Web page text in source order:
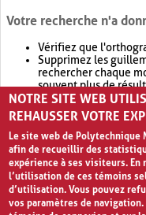
Votre recherche n'a
Vérifiez que
Supprimez les
rechercher chaque
souvent plus de
Envisagez d'élargir
retournera souvent
NOTRE SITE WEB
REHAUSSER VOTRE
Le site web de
afin de recueillir des
expérience à ses visiteurs.
l’utilisation de ces témoins
d’utilisation. Vous pouvez
vos paramètres de